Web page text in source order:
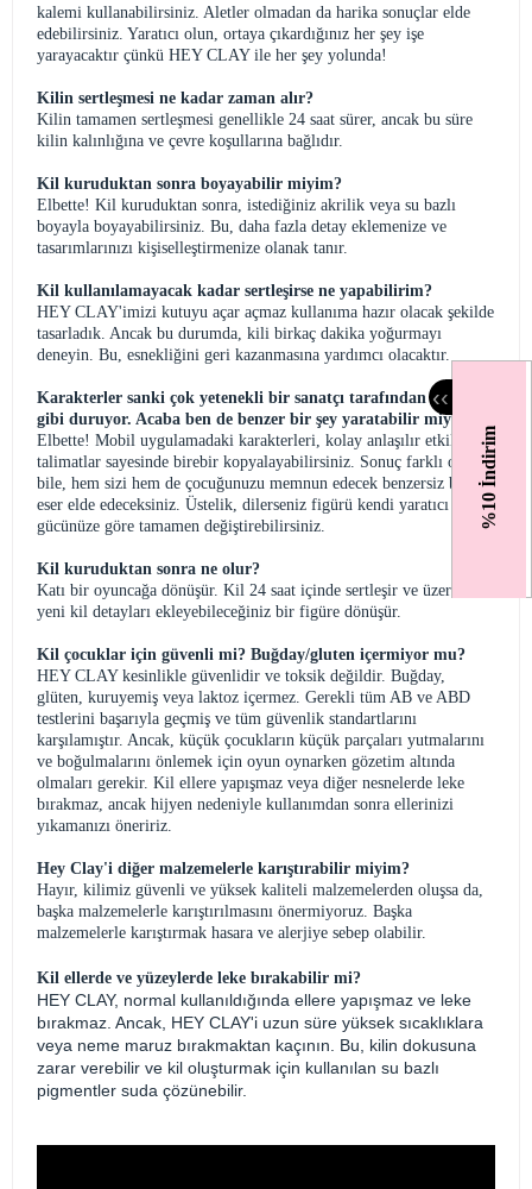
%10 İndirim
‹‹
kalemi kullanabilirsiniz. Aletler olmadan da harika sonuçlar elde
edebilirsiniz. Yaratıcı olun, ortaya çıkardığınız her şey işe
yarayacaktır çünkü HEY CLAY ile her şey yolunda!
Kilin sertleşmesi ne kadar zaman alır?
Kilin tamamen sertleşmesi genellikle 24 saat sürer, ancak bu süre
kilin kalınlığına ve çevre koşullarına bağlıdır.
Kil kuruduktan sonra boyayabilir miyim?
Elbette! Kil kuruduktan sonra, istediğiniz akrilik veya su bazlı
boyayla boyayabilirsiniz. Bu, daha fazla detay eklemenize ve
tasarımlarınızı kişiselleştirmenize olanak tanır.
Kil kullanılamayacak kadar sertleşirse ne yapabilirim?
HEY CLAY'imizi kutuyu açar açmaz kullanıma hazır olacak şekilde
tasarladık. Ancak bu durumda, kili birkaç dakika yoğurmayı
deneyin. Bu, esnekliğini geri kazanmasına yardımcı olacaktır.
Karakterler sanki çok yetenekli bir sanatçı tarafından yapılmış
gibi duruyor. Acaba ben de benzer bir şey yaratabilir miyim?
Elbette! Mobil uygulamadaki karakterleri, kolay anlaşılır etkileşimli
talimatlar sayesinde birebir kopyalayabilirsiniz. Sonuç farklı olsa
bile, hem sizi hem de çocuğunuzu memnun edecek benzersiz bir
eser elde edeceksiniz. Üstelik, dilerseniz figürü kendi yaratıcı hayal
gücünüze göre tamamen değiştirebilirsiniz.
Kil kuruduktan sonra ne olur?
Katı bir oyuncağa dönüşür. Kil 24 saat içinde sertleşir ve üzerine
yeni kil detayları ekleyebileceğiniz bir figüre dönüşür.
Kil çocuklar için güvenli mi? Buğday/gluten içermiyor mu?
HEY CLAY kesinlikle güvenlidir ve toksik değildir. Buğday,
glüten, kuruyemiş veya laktoz içermez. Gerekli tüm AB ve ABD
testlerini başarıyla geçmiş ve tüm güvenlik standartlarını
karşılamıştır. Ancak, küçük çocukların küçük parçaları yutmalarını
ve boğulmalarını önlemek için oyun oynarken gözetim altında
olmaları gerekir. Kil ellere yapışmaz veya diğer nesnelerde leke
bırakmaz, ancak hijyen nedeniyle kullanımdan sonra ellerinizi
yıkamanızı öneririz.
Hey Clay'i diğer malzemelerle karıştırabilir miyim?
Hayır, kilimiz güvenli ve yüksek kaliteli malzemelerden oluşsa da,
başka malzemelerle karıştırılmasını önermiyoruz. Başka
malzemelerle karıştırmak hasara ve alerjiye sebep olabilir.
Kil ellerde ve yüzeylerde leke bırakabilir mi?
HEY CLAY, normal kullanıldığında ellere yapışmaz ve leke
bırakmaz. Ancak, HEY CLAY'i uzun süre yüksek sıcaklıklara
veya neme maruz bırakmaktan kaçının. Bu, kilin dokusuna
zarar verebilir ve kil oluşturmak için kullanılan su bazlı
pigmentler suda çözünebilir.